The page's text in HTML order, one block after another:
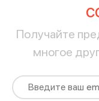
Получайте
многое